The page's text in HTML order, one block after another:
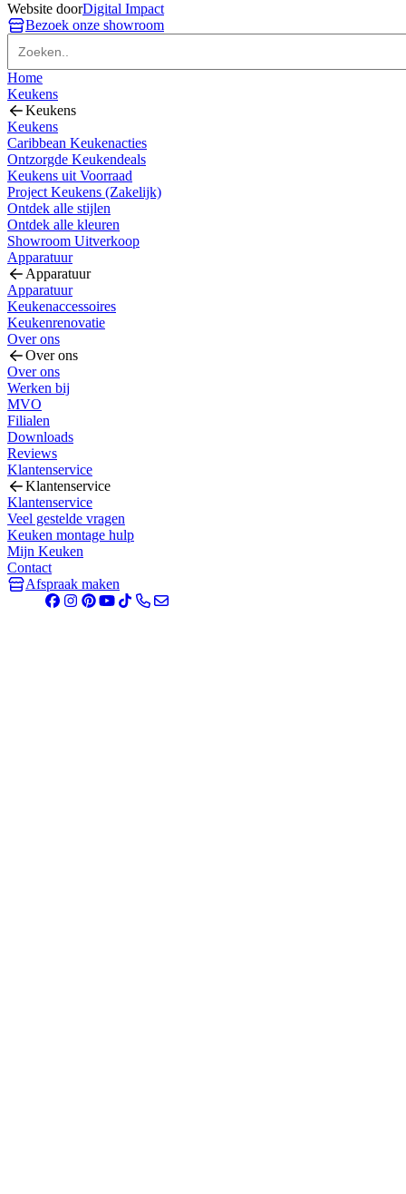
Website doorDigital Impact
Bezoek onze showroom
Home
Keukens
Keukens
Keukens
Caribbean Keukenacties
Ontzorgde Keukendeals
Keukens uit Voorraad
Project Keukens (Zakelijk)
Ontdek alle stijlen
Ontdek alle kleuren
Showroom Uitverkoop
Apparatuur
Apparatuur
Apparatuur
Keukenaccessoires
Keukenrenovatie
Over ons
Over ons
Over ons
Werken bij
MVO
Filialen
Downloads
Reviews
Klantenservice
Klantenservice
Klantenservice
Veel gestelde vragen
Keuken montage hulp
Mijn Keuken
Contact
Afspraak maken